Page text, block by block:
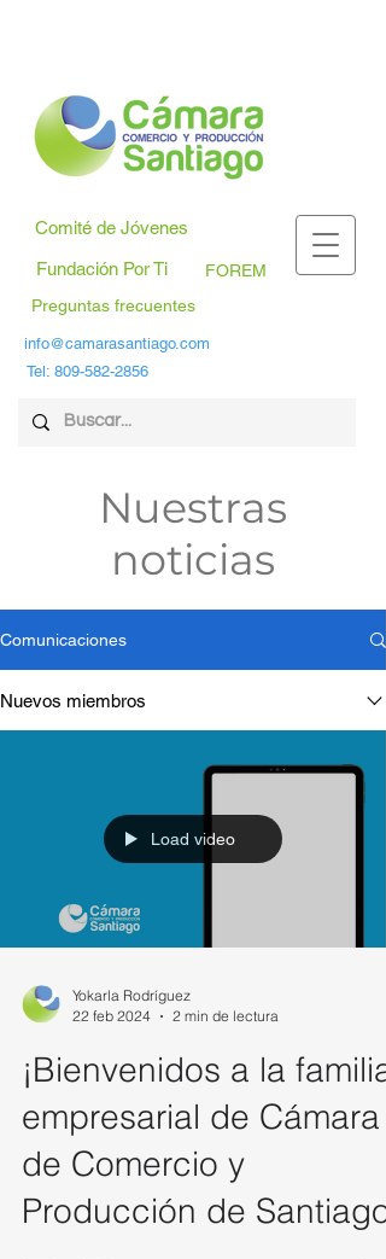
Tel: 809-582-2856
info@camarasantiago.com
FOREM
Comité de Jóvenes
Fundación Por Ti
Preguntas frecuentes
Nuestras
noticias
Comunicaciones
Nuevos miembros
Load video
Yokarla Rodríguez
22 feb 2024
2 min de lectura
¡Bienvenidos a la familia
empresarial de Cámara
de Comercio y
Producción de Santiago!